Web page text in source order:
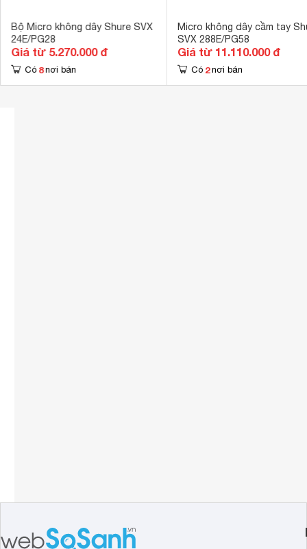
Bộ Micro không dây Shure SVX
24E/PG28
Giá từ 5.270.000 đ
Có 8 nơi bán
Micro không dây cầm tay
SVX 288E/PG58
Giá từ 11.110.000 đ
Có 2 nơi bán